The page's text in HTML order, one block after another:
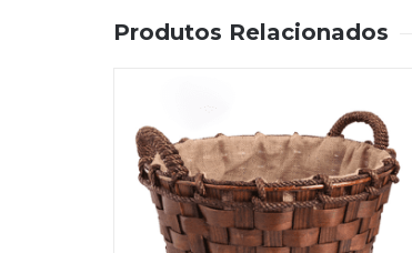
Produtos Relacionados